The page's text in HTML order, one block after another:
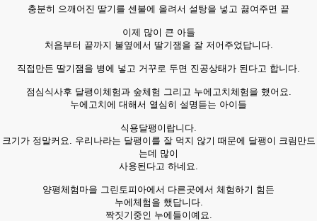
충분히 으깨어진 딸기를 센불에 올려서 설탕을 넣고 끓여주면 끝
이제 많이 큰 아들
처음부터 끝까지 불옆에서 딸기잼을 잘 저어주었답니다.
직접만든 딸기잼을 병에 넣고 거꾸로 두면 진공상태가 된다고 합니다.
점심식사후 달팽이체험과 숲체험 그리고 누에고치체험을 했어요.
누에고치에 대해서 열심히 설명듣는 아이들
식용달팽이랍니다.
크기가 정말커요. 우리나라는 달팽이를 잘 먹지 않기 때문에 달팽이 크림만드
는데 많이
사용된다고 하네요.
양평체험마을 그린토피아에서 다른곳에서 체험하기 힘든
누에체험을 했답니다.
짝짓기중인 누에들이예요.